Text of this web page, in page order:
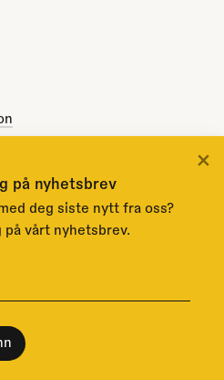
nøytral
av Stortinget i 1951 for å
norsk sikkerhets- og
på nyhetsbrev
deg siste nytt fra oss?
på vårt nyhetsbrev.
×